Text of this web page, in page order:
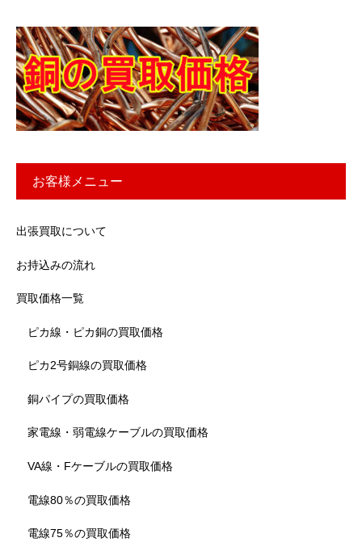
お客様メニュー
出張買取について
お持込みの流れ
買取価格一覧
ピカ線・ピカ銅の買取価格
ピカ2号銅線の買取価格
銅パイプの買取価格
家電線・弱電線ケーブルの買取価格
VA線・Fケーブルの買取価格
電線80％の買取価格
電線75％の買取価格